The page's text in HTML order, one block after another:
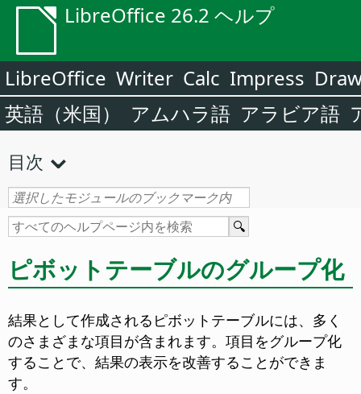
LibreOffice 26.2 ヘルプ
LibreOffice Writer Calc Impress
英語（米国）
アムハラ語 アラビア語
目次
ピボットテーブルのグループ化
結果として作成されるピボットテーブルには、多く
のさまざまな項目が含まれます。項目をグループ化
することで、結果の表示を改善することができま
す。